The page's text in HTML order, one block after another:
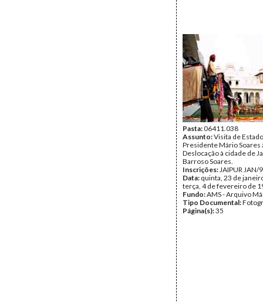
Pasta:06411.038
Assunto:Visita de
Presidente Mário Soares
Deslocação à cidade de
Barroso Soares.
Inscrições:JAIPUR JAN/
Data: quinta, 23 de
terça, 4 de fevereiro de
Fundo:AMS - Arquivo
Tipo Documental:
Página(s):35